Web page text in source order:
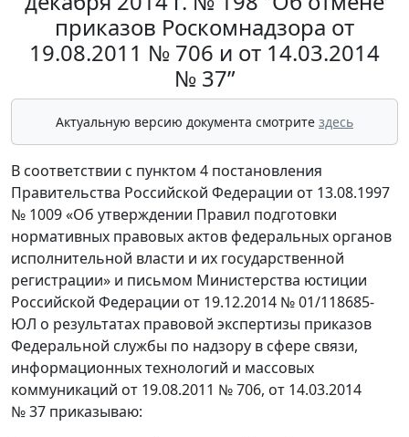
приказов Роскомнадзора от
19.08.2011 № 706 и от 14.03.2014
№ 37”
Актуальную версию документа смотрите здесь
В соответствии с пунктом 4 постановления
Правительства Российской Федерации от 13.08.1997
№ 1009 «Об утверждении Правил подготовки
нормативных правовых актов федеральных органов
исполнительной власти и их государственной
регистрации» и письмом Министерства юстиции
Российской Федерации от 19.12.2014 № 01/118685-
ЮЛ о результатах правовой экспертизы приказов
Федеральной службы по надзору в сфере связи,
информационных технологий и массовых
коммуникаций от 19.08.2011 № 706, от 14.03.2014
№ 37 приказываю: